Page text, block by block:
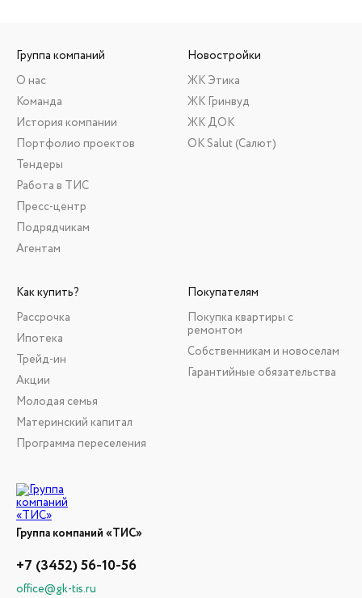
Группа компаний «ТИС»
+7 (3452) 56-10-56
office@gk-tis.ru
Группа компаний
О нас
Команда
История компании
Портфолио проектов
Тендеры
Работа в ТИС
Пресс-центр
Подрядчикам
Агентам
Новостройки
ЖК Этика
ЖК Гринвуд
ЖК ДОК
ОК Salut (Салют)
Как купить?
Рассрочка
Ипотека
Трейд-ин
Акции
Молодая семья
Материнский капитал
Программа переселения
Покупателям
Покупка квартиры с
ремонтом
Собственникам и новоселам
Гарантийные обязательства